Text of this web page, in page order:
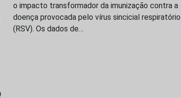
o impacto transformador da imunização contra a
doença provocada pelo vírus sincicial respiratório
(RSV). Os dados de…